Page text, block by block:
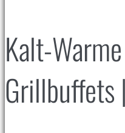
Kalt-
Grillbuffets